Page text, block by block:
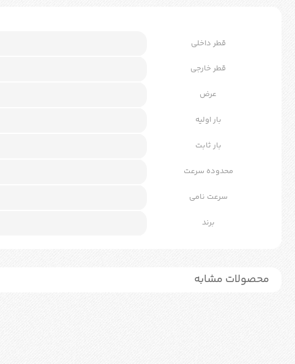
قطر داخلی
قطر خارجی
عرض
بار اولیه
بار ثابت
محدوده سرعت
سرعت نامی
برند
محصولات مشابه